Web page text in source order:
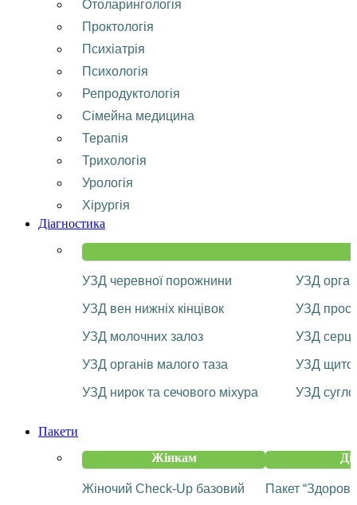
Отоларингологія
Проктологія
Психіатрія
Психологія
Репродуктологія
Сімейна медицина
Терапія
Трихологія
Урологія
Хірургія
Діагностика
УЗД черевної порожнини
УЗД вен нижніх кінцівок
УЗД молочних залоз
УЗД органів малого таза
УЗД нирок та сечового міхура
УЗД
УЗД
УЗД
УЗД
УЗД
Пакети
Жінкам
Жіночий Check-Up базовий
Пакет